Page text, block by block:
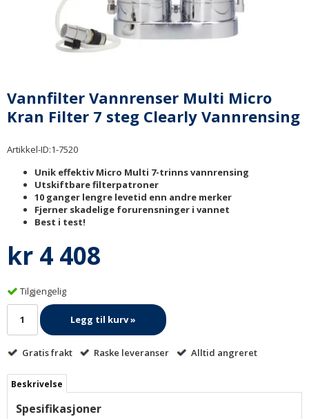
Vannfilter Vannrenser Multi Micro
Kran Filter 7 steg Clearly Vannrensing
Artikkel-ID:1-7520
Unik effektiv Micro Multi 7-trinns vannrensing
Utskiftbare filterpatroner
10 ganger lengre levetid enn andre merker
Fjerner skadelige forurensninger i vannet
Best i test!
kr 4 408
Tilgjengelig
Legg til kurv »
Gratis frakt Raske leveranser Alltid angreret
Beskrivelse
Spesifikasjoner